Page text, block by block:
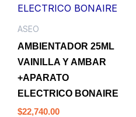
ASEO
AMBIENTADOR 25ML
VAINILLA Y AMBAR
+APARATO
ELECTRICO BONAIRE
$22,740.00